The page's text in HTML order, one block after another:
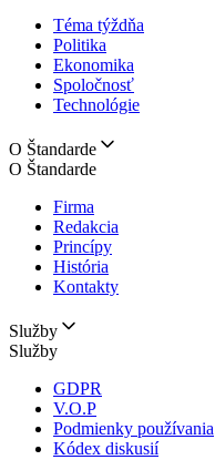
Téma týždňa
Politika
Ekonomika
Spoločnosť
Technológie
O Štandarde
O Štandarde
Firma
Redakcia
Princípy
História
Kontakty
Služby
Služby
GDPR
V.O.P
Podmienky používania
Kódex diskusií